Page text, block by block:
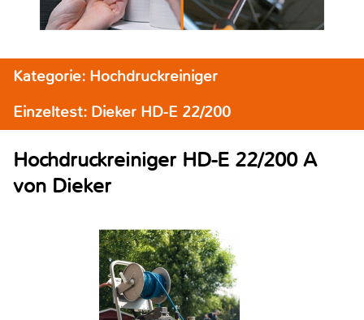
Kategorie: Hochdruckreiniger
Einzeltest: Dieker HD-E 22/200
Hochdruckreiniger HD-E 22/200 A
von Dieker